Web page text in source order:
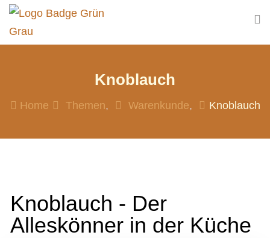
Knoblauch
Home Themen Warenkunde Knoblauch
Knoblauch - Der
Alleskönner in der Küche